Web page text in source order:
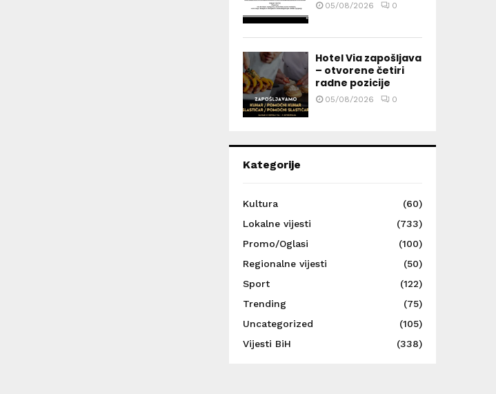
05/08/2026 0
Hotel Via zapošljava
– otvorene četiri
radne pozicije
05/08/2026 0
Kategorije
Kultura
(60)
Lokalne vijesti
(733)
Promo/Oglasi
(100)
Regionalne vijesti
(50)
Sport
(122)
Trending
(75)
Uncategorized
(105)
Vijesti BiH
(338)